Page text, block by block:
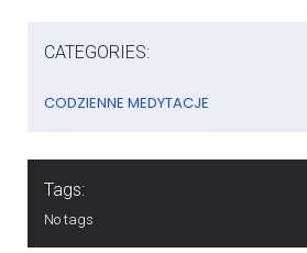
CATEGORIES:
CODZIENNE MEDYTACJE
Tags:
No tags